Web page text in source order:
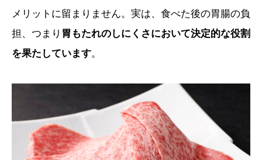
メリットに留まりません。実は、食べた後の胃腸の負
担、つまり 胃もたれのしにくさにおいて決定的な役割
を果たしています。